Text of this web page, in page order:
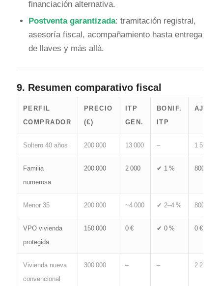
financiación alternativa.
Postventa garantizada: tramitación registral,
asesoría fiscal, acompañamiento hasta entrega
de llaves y más allá.
9. Resumen comparativo fiscal
PERFIL
COMPRADOR
PRECIO
(€)
ITP
GEN.
BONIF.
ITP
AJD
Soltero 40 años 200 000 13 000 – 1 500
Familia
numerosa
200 000 2 000 ✔ 1 % 800
Menor 35 200 000 ~4 000 ✔ 2–4 % 800
VPO vivienda
protegida
150 000 0 € ✔ 0 % 0 €
Vivienda nueva
convencional
300 000 – – 2 250